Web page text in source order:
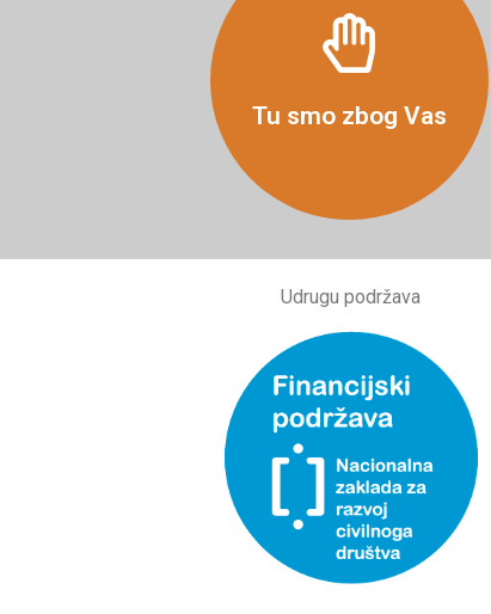
Tu smo zbog Vas
Više
Udrugu podržava